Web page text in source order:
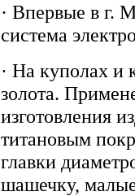
· Впервые в г.
система
· На куполах и
золота.
изготовления
титановым
главки
шашечку,